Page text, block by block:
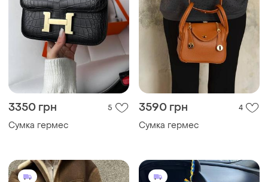
3350 грн 5
Сумка гермес
3590 грн 4
Сумка гермес